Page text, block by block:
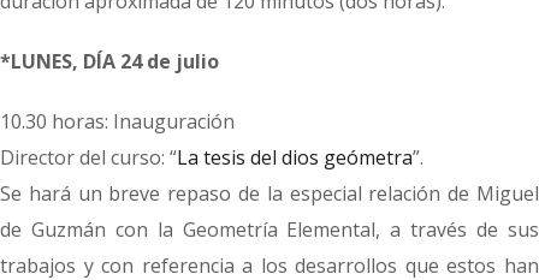
*LUNES, DÍA 24 de julio
10.30 horas: Inauguración
Director del curso: “La tesis del dios geómetra”.
Se hará un breve repaso de la especial relación de Miguel
de Guzmán con la Geometría Elemental, a través de sus
trabajos y con referencia a los desarrollos que estos han